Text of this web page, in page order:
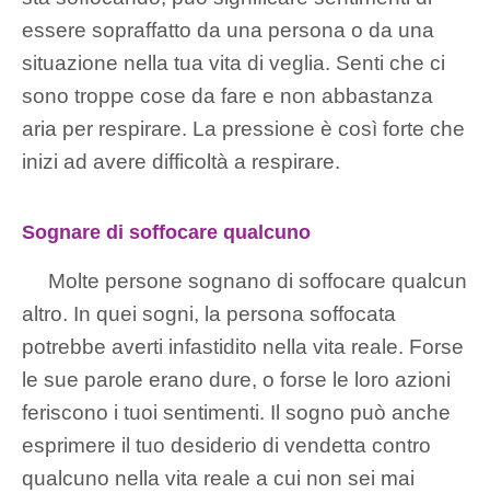
essere sopraffatto da una persona o da una
situazione nella tua vita di veglia. Senti che ci
sono troppe cose da fare e non abbastanza
aria per respirare. La pressione è così forte che
inizi ad avere difficoltà a respirare.
Sognare di soffocare qualcuno
Molte persone sognano di soffocare qualcun
altro. In quei sogni, la persona soffocata
potrebbe averti infastidito nella vita reale. Forse
le sue parole erano dure, o forse le loro azioni
feriscono i tuoi sentimenti. Il sogno può anche
esprimere il tuo desiderio di vendetta contro
qualcuno nella vita reale a cui non sei mai